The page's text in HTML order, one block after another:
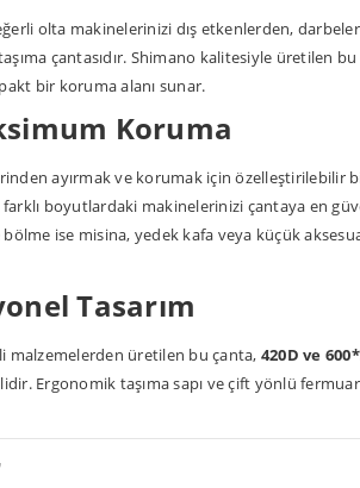
olta makinelerinizi dış etkenlerden,
çantasıdır. Shimano kalitesiyle üretilen
bir koruma alanı sunar.
Koruma
ayırmak ve korumak için özelleştirilebilir
boyutlardaki makinelerinizi çantaya en
ise misina, yedek kafa veya küçük
Tasarım
malzemelerden üretilen bu çanta, 420D ve
Ergonomik taşıma sapı ve çift yönlü fermuar